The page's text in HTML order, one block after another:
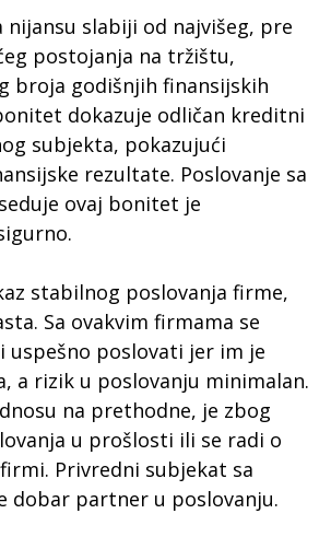
nijansu slabiji od najvišeg, pre
postojanja na tržištu,
broja godišnjih finansijskih
dokazuje odličan kreditni
subjekta, pokazujući
rezultate. Poslovanje sa
ovaj bonitet je
stabilnog poslovanja firme,
Sa ovakvim firmama se
uspešno poslovati jer im je
a rizik u poslovanju minimalan.
na prethodne, je zbog
u prošlosti ili se radi o
Privredni subjekat sa
dobar partner u poslovanju.